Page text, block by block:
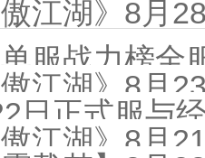
江湖》8月
服战力榜全
江湖》8月
日正式服与
江湖》8月